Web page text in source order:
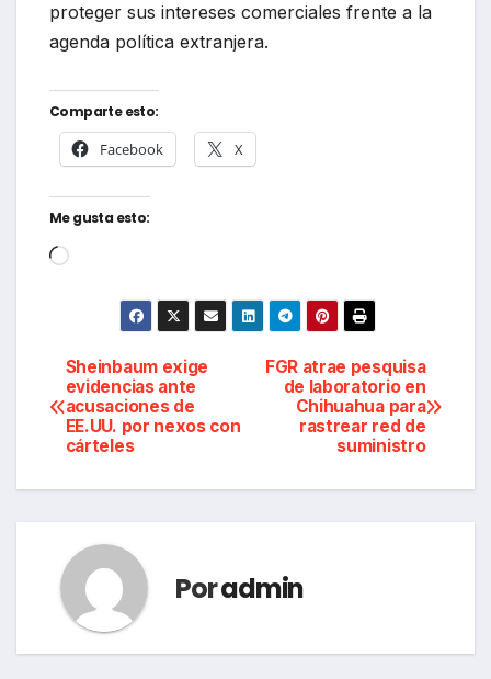
proteger sus intereses comerciales frente a la
agenda política extranjera.
Comparte esto:
Facebook X
Me gusta esto:
Cargando...
Navegación
de
entradas
FGR atrae pesquisa
de laboratorio en
Chihuahua para
rastrear red de
suministro
Sheinbaum exige
evidencias ante
acusaciones de
EE.UU. por nexos con
cárteles
Poradmin